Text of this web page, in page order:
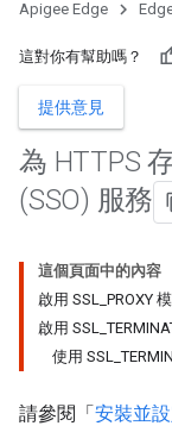
Apigee Edge
這對你有幫助嗎？
提供意見
為 HTTPS
(SSO) 服務
這個頁面中的內容
啟用 SSL_PROXY
啟用
使用
請參閱「安裝並